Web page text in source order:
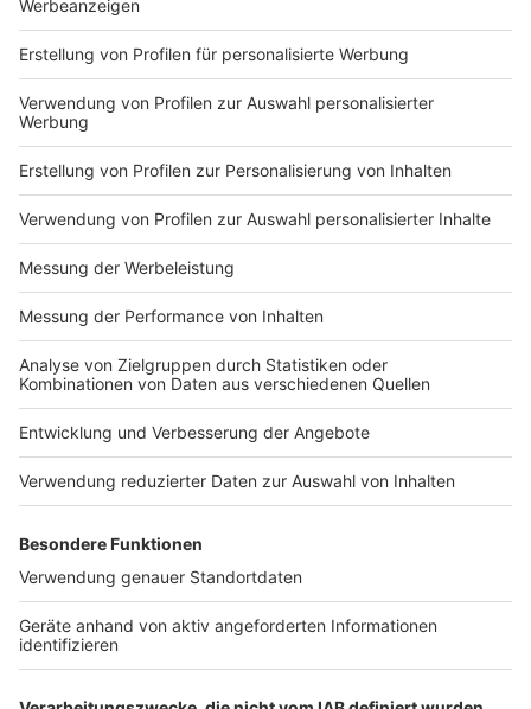
Markiere sie hierfür mit einem
Impressum
Nutzungsbedingungen
Jobs
Presse
Werben
Archiv
ANTENNE BAYERN GROUP
Stiftung ANTENNE BAYERN
hilft
Kontakt
Studio-Hotline
Verkehrs-Hotline
Newsletter